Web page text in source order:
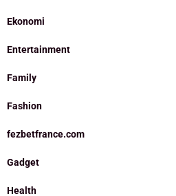
Ekonomi
Entertainment
Family
Fashion
fezbetfrance.com
Gadget
Health